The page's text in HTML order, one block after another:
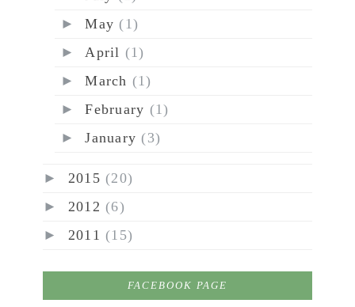
►May (1)
►April (1)
►March (1)
►February (1)
►January (3)
► 2015 (20)
► 2012 (6)
► 2011 (15)
FACEBOOK PAGE